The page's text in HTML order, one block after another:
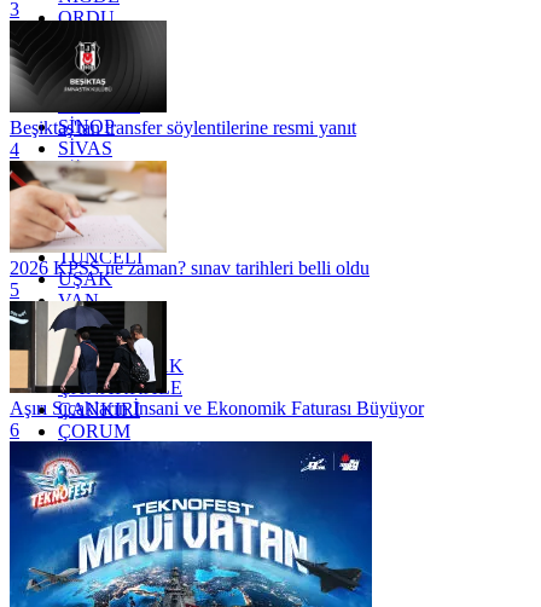
ORDU
OSMANİYE
RİZE
SAKARYA
SİNOP
SİVAS
SİİRT
TEKİRDAĞ
TOKAT
TRABZON
TUNCELİ
UŞAK
VAN
YALOVA
YOZGAT
ZONGULDAK
ÇANAKKALE
ÇANKIRI
ÇORUM
İSTANBUL
İZMİR
ŞANLIURFA
ŞIRNAK
3
Beşiktaş'tan transfer söylentilerine resmi yanıt
4
2026 KPSS ne zaman? sınav tarihleri belli oldu
5
Aşırı Sıcakların İnsani ve Ekonomik Faturası Büyüyor
6